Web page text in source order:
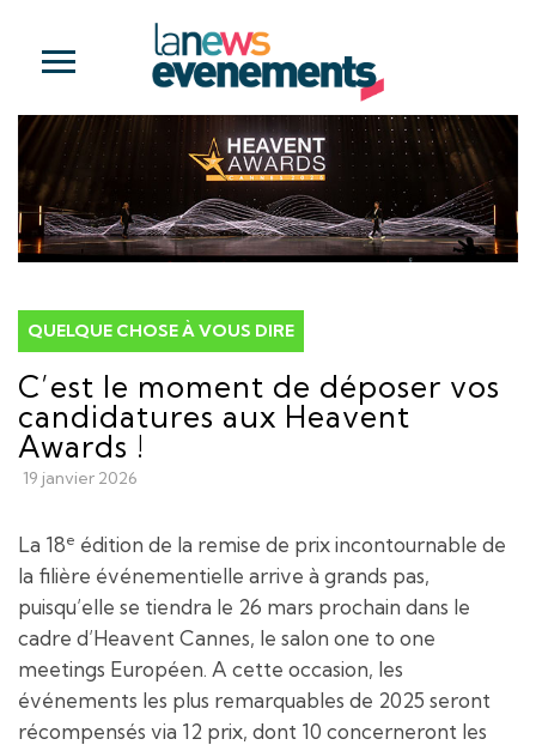
QUELQUE CHOSE À VOUS DIRE
C’est le moment de déposer vos
candidatures aux Heavent
Awards !
19 janvier 2026
La 18e édition de la remise de prix incontournable de
la filière événementielle arrive à grands pas,
puisqu’elle se tiendra le 26 mars prochain dans le
cadre d’Heavent Cannes, le salon one to one
meetings Européen. A cette occasion, les
événements les plus remarquables de 2025 seront
récompensés via 12 prix, dont 10 concerneront les